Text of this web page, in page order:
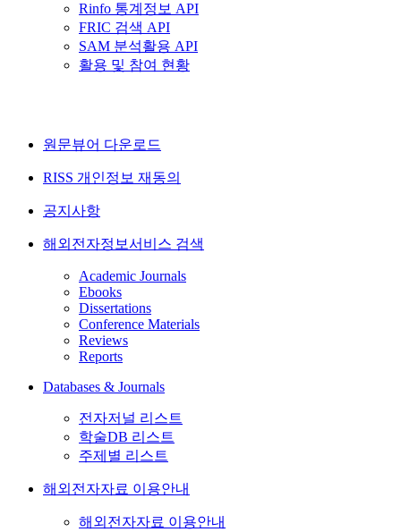
Rinfo 통계정보 API
FRIC 검색 API
SAM 분석활용 API
활용 및 참여 현황
원문뷰어 다운로드
RISS 개인정보 재동의
공지사항
해외전자정보서비스 검색
Academic Journals
Ebooks
Dissertations
Conference Materials
Reviews
Reports
Databases & Journals
전자저널 리스트
학술DB 리스트
주제별 리스트
해외전자자료 이용안내
해외전자자료 이용안내